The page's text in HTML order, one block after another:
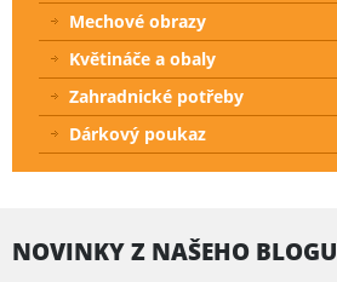
Mechové obrazy
Květináče a obaly
Zahradnické potřeby
Dárkový poukaz
NOVINKY Z NAŠEHO BLOGU